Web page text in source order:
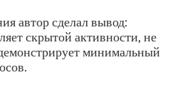
автор сделал вывод:
скрытой активности, не
минимальный